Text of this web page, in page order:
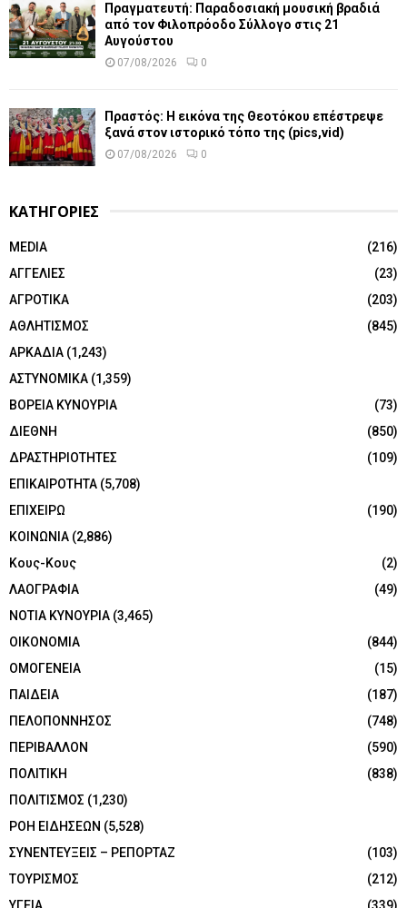
Πραγματευτή: Παραδοσιακή μουσική βραδιά
από τον Φιλοπρόοδο Σύλλογο στις 21
Αυγούστου
07/08/2026 0
Πραστός: Η εικόνα της Θεοτόκου επέστρεψε
ξανά στον ιστορικό τόπο της (pics,vid)
07/08/2026 0
ΚΑΤΗΓΟΡΙΕΣ
MEDIA
(216)
ΑΓΓΕΛΙΕΣ
(23)
ΑΓΡΟΤΙΚΑ
(203)
ΑΘΛΗΤΙΣΜΟΣ
(845)
ΑΡΚΑΔΙΑ (1,243)
ΑΣΤΥΝΟΜΙΚΑ (1,359)
ΒΟΡΕΙΑ ΚΥΝΟΥΡΙΑ
(73)
ΔΙΕΘΝΗ
(850)
ΔΡΑΣΤΗΡΙΟΤΗΤΕΣ
(109)
ΕΠΙΚΑΙΡΟΤΗΤΑ (5,708)
ΕΠΙΧΕΙΡΩ
(190)
ΚΟΙΝΩΝΙΑ (2,886)
Κους-Κους
(2)
ΛΑΟΓΡΑΦΙΑ
(49)
ΝΟΤΙΑ ΚΥΝΟΥΡΙΑ (3,465)
ΟΙΚΟΝΟΜΙΑ
(844)
ΟΜΟΓΕΝΕΙΑ
(15)
ΠΑΙΔΕΙΑ
(187)
ΠΕΛΟΠΟΝΝΗΣΟΣ
(748)
ΠΕΡΙΒΑΛΛΟΝ
(590)
ΠΟΛΙΤΙΚΗ
(838)
ΠΟΛΙΤΙΣΜΟΣ (1,230)
ΡΟΗ ΕΙΔΗΣΕΩΝ (5,528)
ΣΥΝΕΝΤΕΥΞΕΙΣ – ΡΕΠΟΡΤΑΖ
(103)
ΤΟΥΡΙΣΜΟΣ
(212)
ΥΓΕΙΑ
(339)